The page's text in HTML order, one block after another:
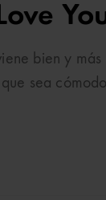
bien y
sea